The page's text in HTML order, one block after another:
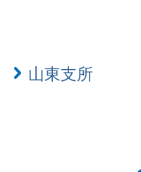
山東支所